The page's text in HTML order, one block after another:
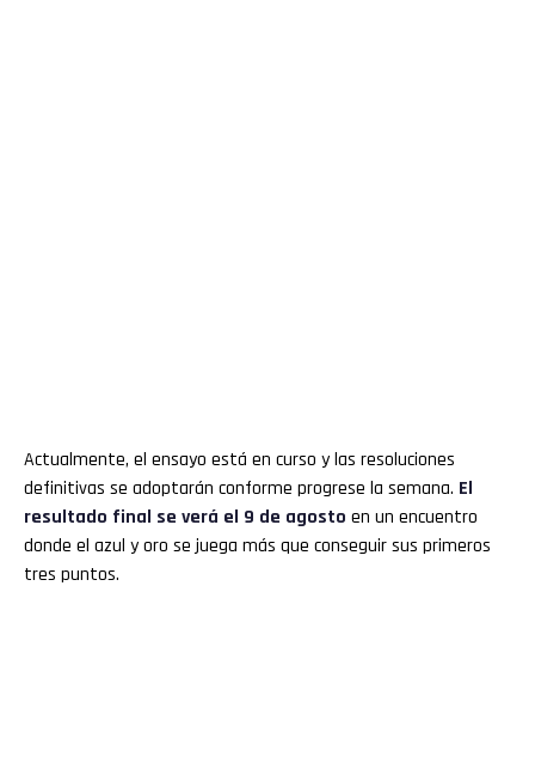
Actualmente, el ensayo está en curso y las resoluciones
definitivas se adoptarán conforme progrese la semana. El
resultado final se verá el 9 de agosto en un encuentro
donde el azul y oro se juega más que conseguir sus primeros
tres puntos.